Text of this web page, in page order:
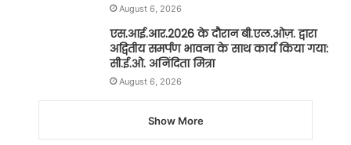
August 6, 2026
एस.आई.आर.2026 के दौरान बी.एल.ओज़. द्वारा
अद्वितीय समर्पण भावना के साथ कार्य किया गया:
सी.ई.ओ. अनिंदिता मित्रा
August 6, 2026
Show More